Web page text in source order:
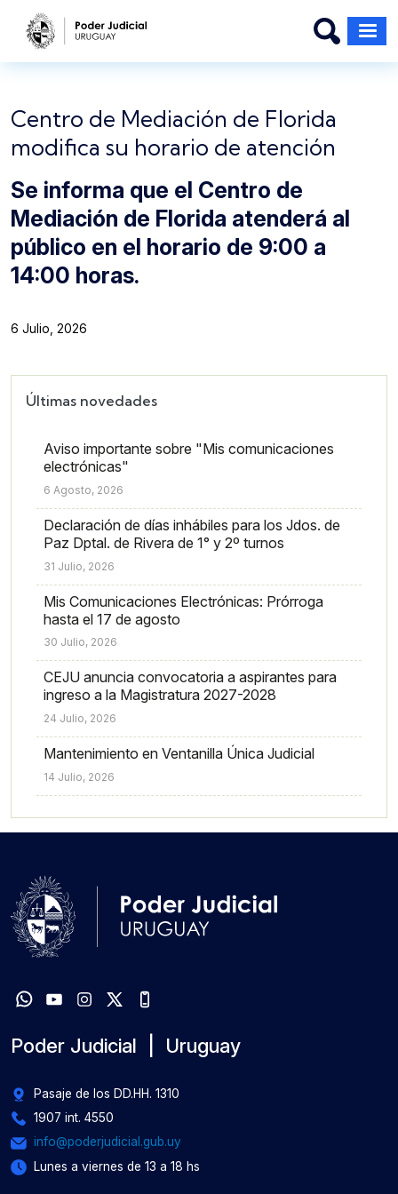
Pasar al contenido principal
Centro de Mediación de Florida
modifica su horario de atención
Se informa que el Centro de
Mediación de Florida atenderá al
público en el horario de 9:00 a
14:00 horas.
6 Julio, 2026
Últimas novedades
Aviso importante sobre "Mis comunicaciones
electrónicas"
6 Agosto, 2026
Declaración de días inhábiles para los Jdos. de
Paz Dptal. de Rivera de 1° y 2º turnos
31 Julio, 2026
Mis Comunicaciones Electrónicas: Prórroga
hasta el 17 de agosto
30 Julio, 2026
CEJU anuncia convocatoria a aspirantes para
ingreso a la Magistratura 2027-2028
24 Julio, 2026
Mantenimiento en Ventanilla Única Judicial
14 Julio, 2026
Poder Judicial | Uruguay
Pasaje de los DD.HH. 1310
1907 int. 4550
info@poderjudicial.gub.uy
Lunes a viernes de 13 a 18 hs